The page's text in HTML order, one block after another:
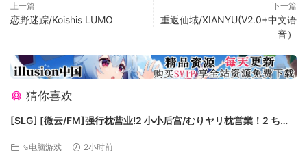
上一篇
恋野迷踪/Koishis LUMO
下一篇
重返仙域/XIANYU(V2.0+中文语
音）
猜你喜欢
[SLG] [微云/FM]强行枕营业!2 小小后宫/むりヤリ枕営業！2 ちっ
⇘电脑游戏 2小时前